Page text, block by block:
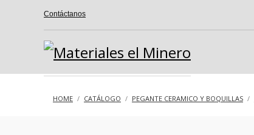
Contáctanos
HOME CATÁLOGO PEGANTE CERAMICO Y BOQUILLAS